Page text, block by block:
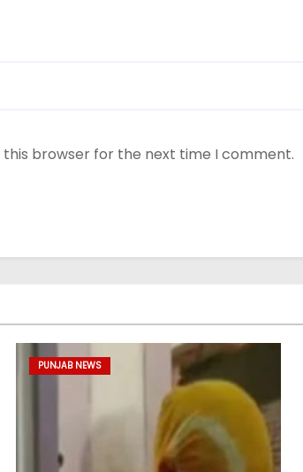
this browser for the next time I comment.
PUNJAB NEWS